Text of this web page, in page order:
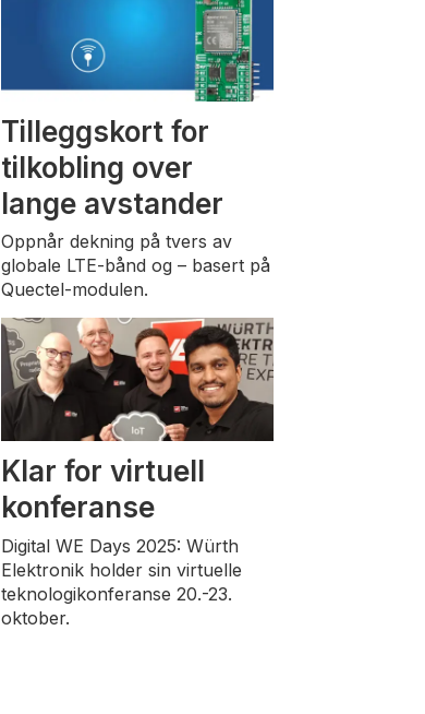
Tilleggskort for
tilkobling over
lange avstander
Oppnår dekning på tvers av
globale LTE-bånd og – basert på
Quectel-modulen.
Klar for virtuell
konferanse
Digital WE Days 2025: Würth
Elektronik holder sin virtuelle
teknologikonferanse 20.-23.
oktober.